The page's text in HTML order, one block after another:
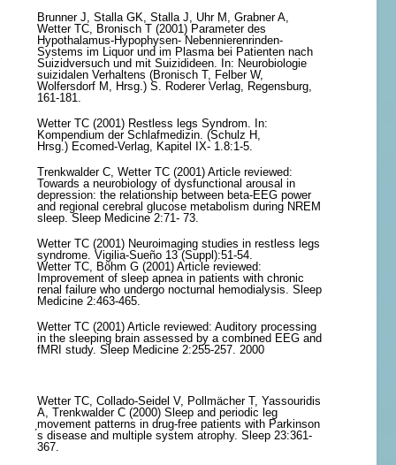
Brunner J, Stalla GK, Stalla J, Uhr M, Grabner A,
Wetter TC, Bronisch T (2001) Parameter des
Hypothalamus-Hypophysen- Nebennierenrinden-
Systems im Liquor und im Plasma bei Patienten nach
Suizidversuch und mit Suizidideen. In: Neurobiologie
suizidalen Verhaltens (Bronisch T, Felber W,
Wolfersdorf M, Hrsg.) S. Roderer Verlag, Regensburg,
161-181.
Wetter TC (2001) Restless legs Syndrom. In:
Kompendium der Schlafmedizin. (Schulz H,
Hrsg.) Ecomed-Verlag, Kapitel IX- 1.8:1-5.
Trenkwalder C, Wetter TC (2001) Article reviewed:
Towards a neurobiology of dysfunctional arousal in
depression: the relationship between beta-EEG power
and regional cerebral glucose metabolism during NREM
sleep. Sleep Medicine 2:71- 73.
Wetter TC (2001) Neuroimaging studies in restless legs
syndrome. Vigilia-Sueño 13 (Suppl):51-54.
Wetter TC, Böhm G (2001) Article reviewed:
Improvement of sleep apnea in patients with chronic
renal failure who undergo nocturnal hemodialysis. Sleep
Medicine 2:463-465.
Wetter TC (2001) Article reviewed: Auditory processing
in the sleeping brain assessed by a combined EEG and
fMRI study. Sleep Medicine 2:255-257. 2000
Wetter TC, Collado-Seidel V, Pollmächer T, Yassouridis
A, Trenkwalder C (2000) Sleep and periodic leg
movement patterns in drug-free patients with Parkinson
́s disease and multiple system atrophy. Sleep 23:361-
367.